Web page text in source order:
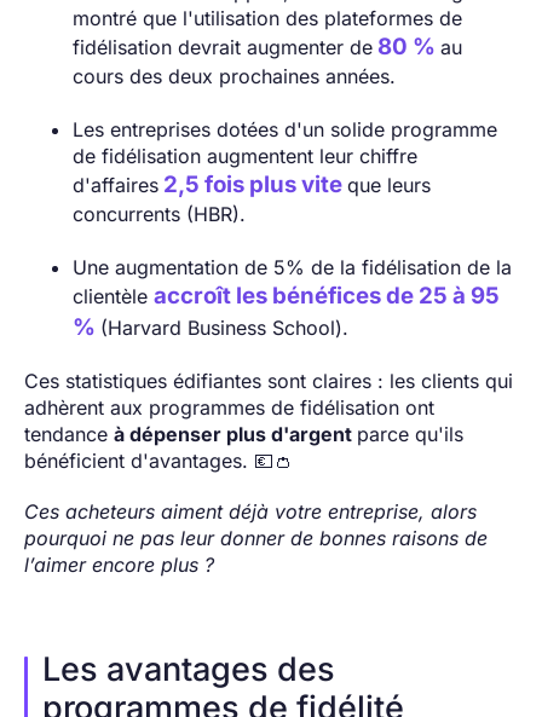
montré que l'utilisation des plateformes de
fidélisation devrait augmenter de 80 % au
cours des deux prochaines années.
Les entreprises dotées d'un solide programme
de fidélisation augmentent leur chiffre
d'affaires 2,5 fois plus vite que leurs
concurrents (HBR).
Une augmentation de 5% de la fidélisation de la
clientèle accroît les bénéfices de 25 à 95
% (Harvard Business School).
Ces statistiques édifiantes sont claires : les clients qui
adhèrent aux programmes de fidélisation ont
tendance à dépenser plus d'argent parce qu'ils
bénéficient d'avantages. 💶👛
Ces acheteurs aiment déjà votre entreprise, alors
pourquoi ne pas leur donner de bonnes raisons de
l’aimer encore plus ?
Les avantages des
programmes de fidélité